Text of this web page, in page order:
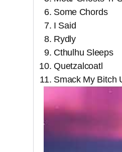
Some Chords
I Said
Rydly
Cthulhu Sleeps
Quetzalcoatl
Smack My Bitch